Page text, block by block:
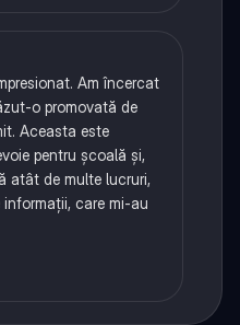
Am încercat
o promovată de
Aceasta este
pentru școală și,
atât de multe lucruri,
care mi-au